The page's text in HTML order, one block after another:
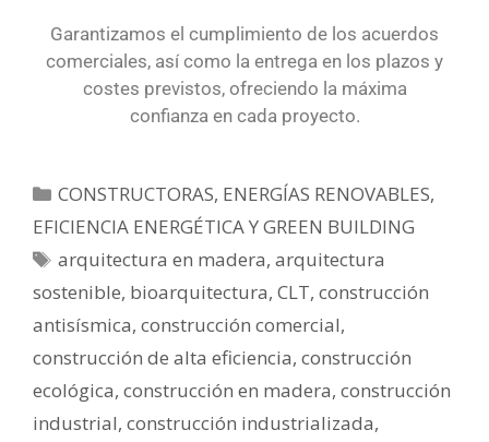
Garantizamos el cumplimiento de los acuerdos
comerciales, así como la entrega en los plazos y
costes previstos, ofreciendo la máxima
confianza en cada proyecto.
CONSTRUCTORAS, ENERGÍAS RENOVABLES,
EFICIENCIA ENERGÉTICA Y GREEN BUILDING
arquitectura en madera,arquitectura
sostenible, bioarquitectura, CLT, construcción
antisísmica, construcción comercial,
construcción de alta eficiencia, construcción
ecológica, construcción en madera, construcción
industrial, construcción industrializada,